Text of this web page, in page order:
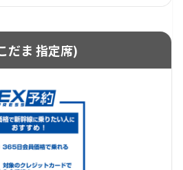
だま 指定席)